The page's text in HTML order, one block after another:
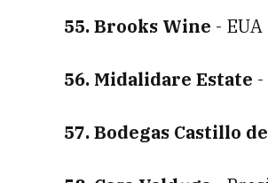
55. Brooks Wine - EUA
56. Midalidare Estate
57. Bodegas Castillo